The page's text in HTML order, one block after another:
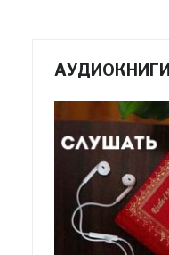
АУДИОКНИГИ